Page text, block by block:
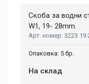
Скоба за водни
W1, 19- 28mm.
3223 19
5 бр.
На склад